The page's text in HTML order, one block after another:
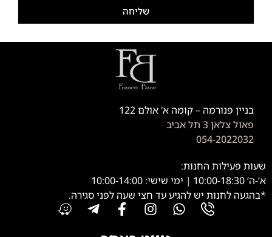
שליחה
בניין פנורמה – קומה א' אולם 122
פאול צלאן 3 תל אביב
054-2022032
שעות פעילות החנות:
א’-ה’ 10:00-18:30 | ימי שישי: 10:00-14:00
*בהגעה לחנות יש להגיע עד חצי שעה לפני סגירה.